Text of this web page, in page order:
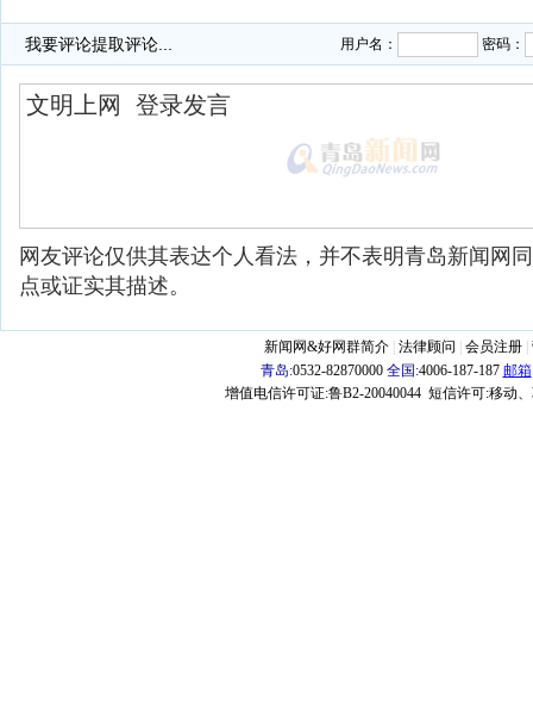
我要评论提取评论... 用户名： 密码：
网友评论仅供其表达个人看法，并不表明青岛新闻网
点或证实其描述。